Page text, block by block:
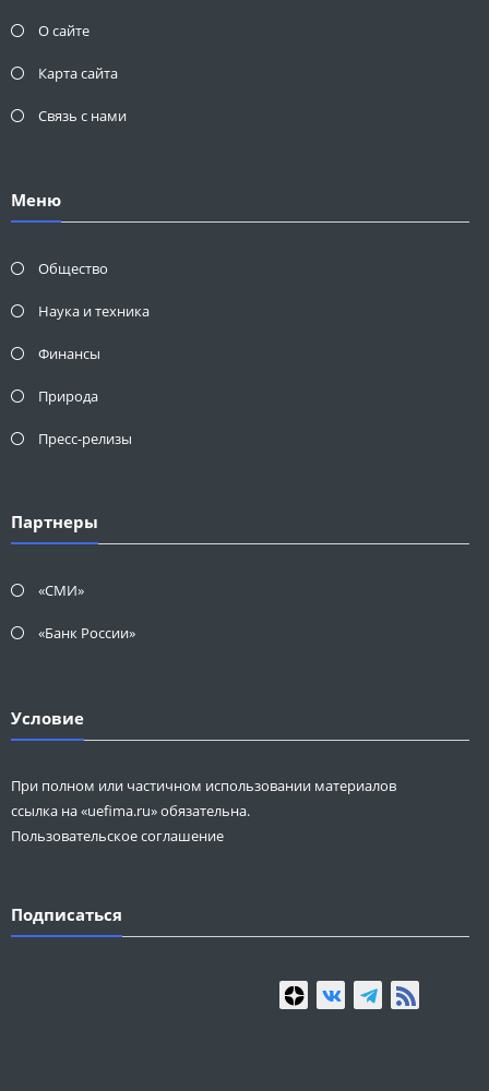
О сайте
Карта сайта
Связь с нами
Меню
Общество
Наука и техника
Финансы
Природа
Пресс-релизы
Партнеры
«СМИ»
«Банк России»
Условие
При полном или частичном использовании материалов
ссылка на «uefima.ru» обязательна.
Пользовательское соглашение
Подписаться